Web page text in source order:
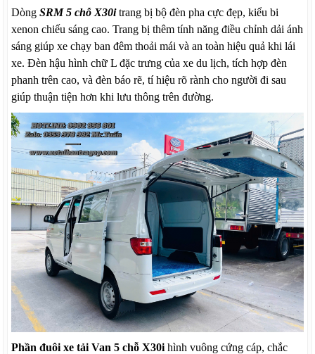
DòngSRM 5 chỗ X30itrang bị bộ đèn pha cực đẹp, kiểu bi
xenon chiếu sáng cao. Trang bị thêm tính năng điều chỉnh dải ánh
sáng giúp xe chạy ban đêm thoải mái và an toàn hiệu quả khi lái
xe. Đèn hậu hình chữ L đặc trưng của xe du lịch, tích hợp đèn
phanh trên cao, và đèn báo rẽ, tí hiệu rõ rành cho người đi sau
giúp thuận tiện hơn khi lưu thông trên đường.
Phần đuôi xe tải Van 5 chỗ X30i hình vuông cứng cáp, chắc